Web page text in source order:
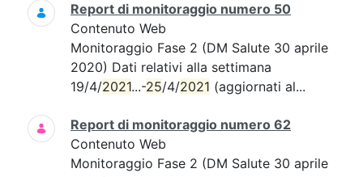
Report di monitoraggio numero 50
Contenuto Web
Monitoraggio Fase 2 (DM Salute 30 aprile
2020) Dati relativi alla settimana
19/4/2021...-25/4/2021 (aggiornati al...
Report di monitoraggio numero 62
Contenuto Web
Monitoraggio Fase 2 (DM Salute 30 aprile